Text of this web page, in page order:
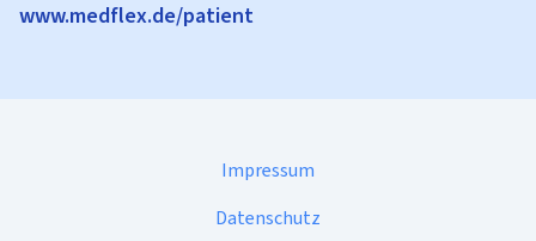
www.medflex.de/patient
Impressum
Datenschutz